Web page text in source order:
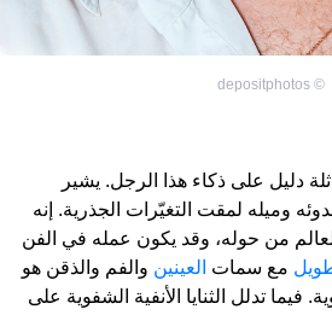
©
depositphotos
دليل على ذكاء هذا الرجل. يشير
وميله لمقت التغيّرات الجذرية. إنه
من حوله، وقد يكون عمله في الفن
مع سمات العينين والفم والذقن هو
تدلل الثنايا الأنفية الشفوية على